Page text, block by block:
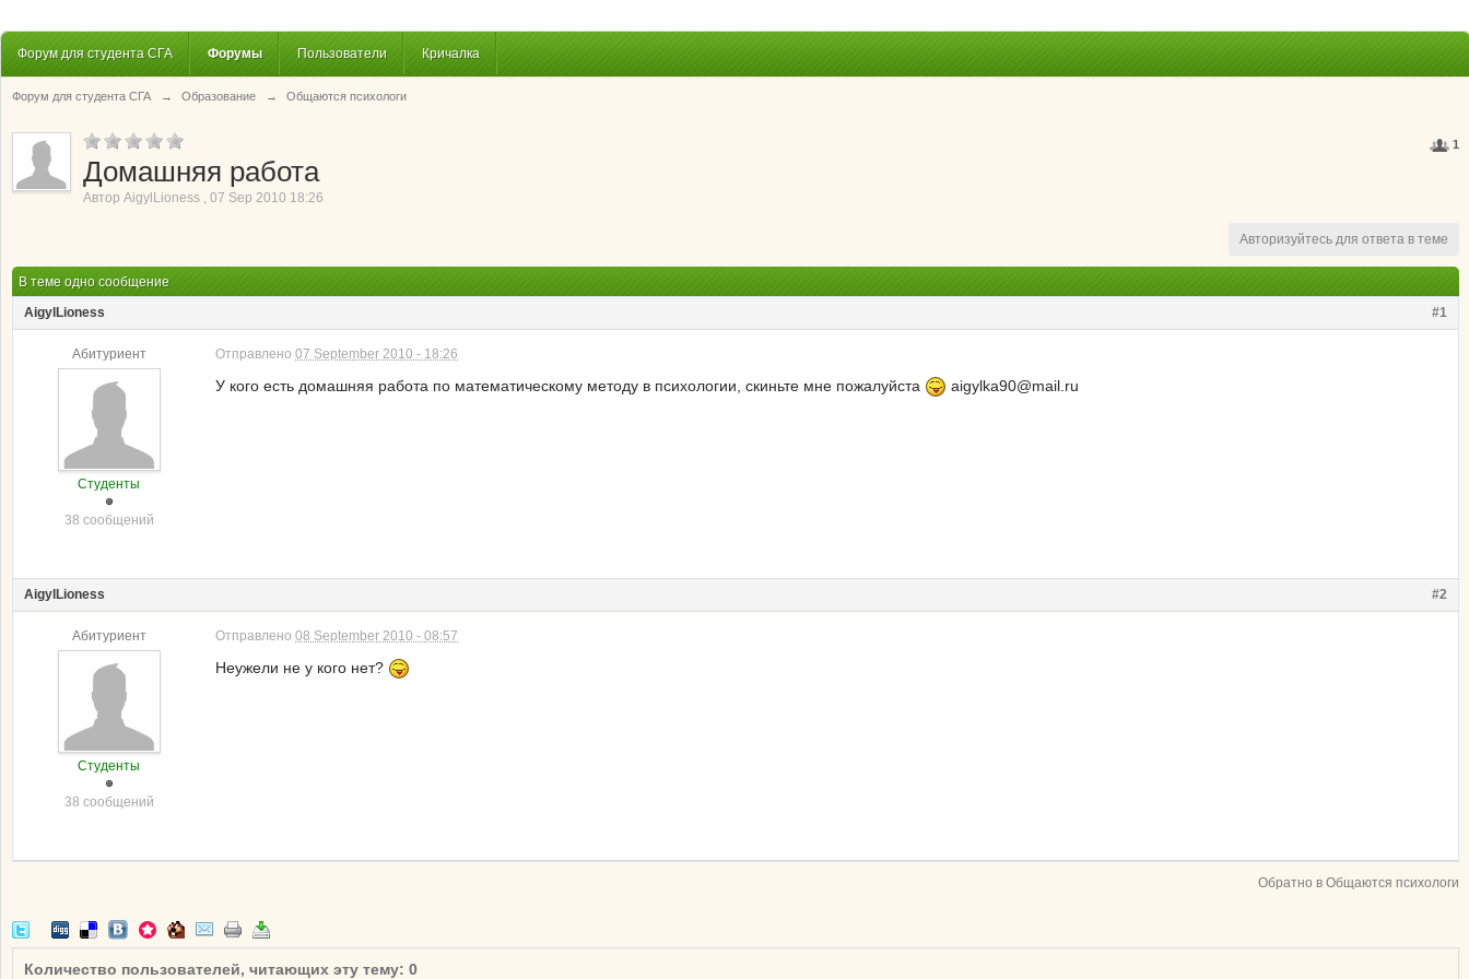
Форум для студента СГА Форумы Пользователи Кричалка
Форум для студента СГА → Образование → Общаются психологи
1
Домашняя работа
Автор AigylLioness , 07 Sep 2010 18:26
Авторизуйтесь для ответа в теме
В теме одно сообщение
#1
AigylLioness
Абитуриент
Студенты
38 сообщений
Отправлено 07 September 2010 - 18:26
У кого есть домашняя работа по математическому методу в психологии, скиньте мне пожалуйста aigylka90@mail.ru
#2
AigylLioness
Абитуриент
Студенты
38 сообщений
Отправлено 08 September 2010 - 08:57
Неужели не у кого нет?
Обратно в Общаются психологи
Количество пользователей, читающих эту тему: 0